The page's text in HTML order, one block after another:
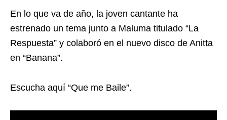
En lo que va de año, la joven cantante ha
estrenado un tema junto a Maluma titulado “La
Respuesta” y colaboró en el nuevo disco de Anitta
en “Banana”.
Escucha aquí “Que me Baile”.